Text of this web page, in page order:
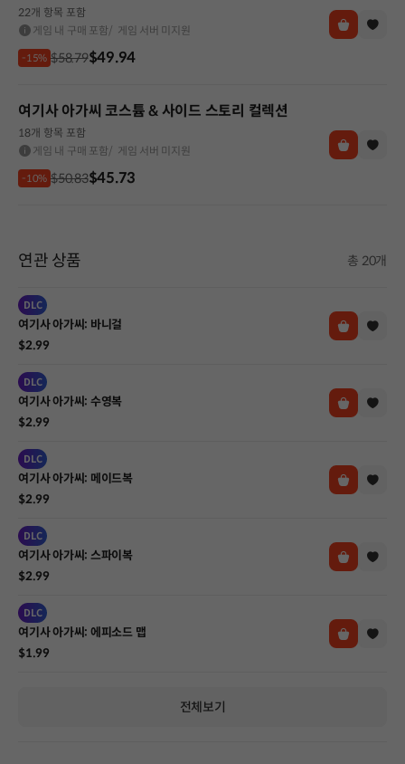
22개 항목 포함
게임 내 구매 포함/ 게임 서버 미지원
-15% $58.79$49.94
여기사 아가씨 코스튬 & 사이드 스토리 컬렉션
18개 항목 포함
게임 내 구매 포함/ 게임 서버 미지원
-10% $50.83$45.73
연관 상품 총 20개
DLC
여기사 아가씨: 바니걸
$2.99
DLC
여기사 아가씨: 수영복
$2.99
DLC
여기사 아가씨: 메이드복
$2.99
DLC
여기사 아가씨: 스파이복
$2.99
DLC
여기사 아가씨: 에피소드 맵
$1.99
전체보기